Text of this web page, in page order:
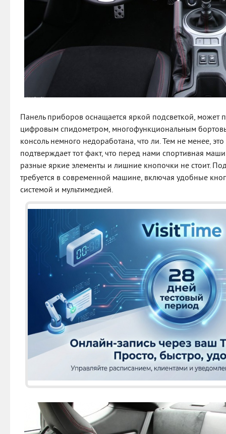
Панель приборов оснащается яркой подсветкой, может
цифровым спидометром, многофункциональным
консоль немного недоработана, что ли. Тем не менее,
подтверждает тот факт, что перед нами спортивная
разные яркие элементы и лишние кнопочки не стоит. Под
требуется в современной машине, включая удобные
системой и мультимедией.